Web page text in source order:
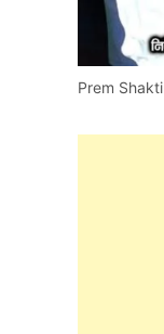
Prem Shakti